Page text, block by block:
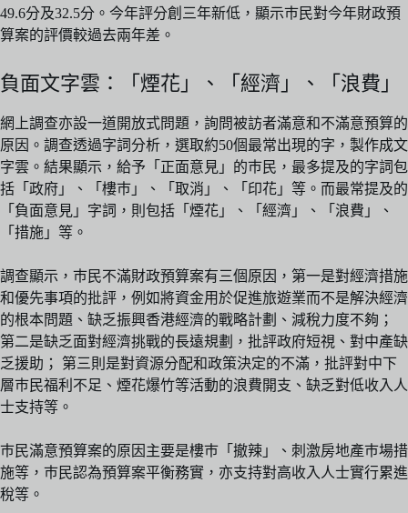
49.6分及32.5分。今年評分創三年新低，顯示巿民對今年財政預
算案的評價較過去兩年差。
負面文字雲：「煙花」、「經濟」、「浪費」
網上調查亦設一道開放式問題，詢問被訪者滿意和不滿意預算的
原因。調查透過字詞分析，選取約50個最常出現的字，製作成文
字雲。結果顯示，給予「正面意見」的巿民，最多提及的字詞包
括「政府」、「樓巿」、「取消」、「印花」等。而最常提及的
「負面意見」字詞，則包括「煙花」、「經濟」、「浪費」、
「措施」等。
調查顯示，巿民不滿財政預算案有三個原因，第一是對經濟措施
和優先事項的批評，例如將資金用於促進旅遊業而不是解決經濟
的根本問題、缺乏振興香港經濟的戰略計劃、減稅力度不夠；
第二是缺乏面對經濟挑戰的長遠規劃，批評政府短視、對中產缺
乏援助； 第三則是對資源分配和政策決定的不滿，批評對中下
層巿民福利不足、煙花爆竹等活動的浪費開支、缺乏對低收入人
士支持等。
巿民滿意預算案的原因主要是樓巿「撤辣」、刺激房地產巿場措
施等，巿民認為預算案平衡務實，亦支持對高收入人士實行累進
稅等。